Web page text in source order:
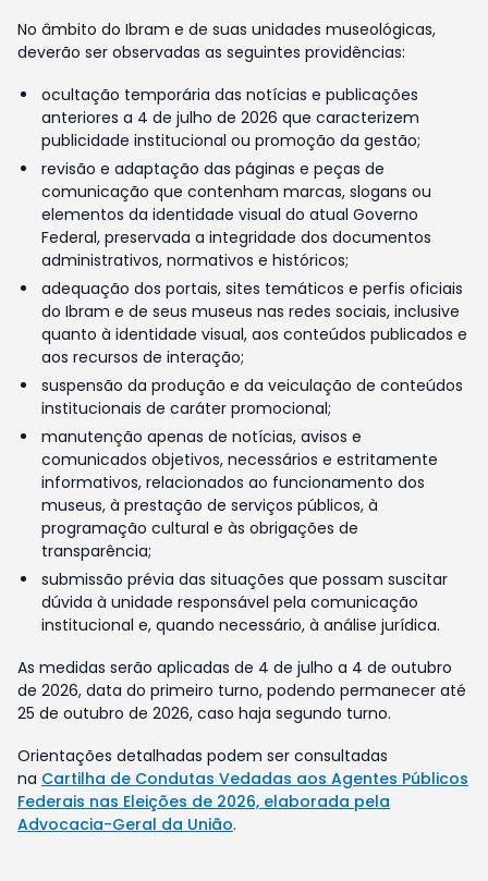
No âmbito do Ibram e de suas unidades museológicas,
deverão ser observadas as seguintes providências:
ocultação temporária das notícias e publicações
anteriores a 4 de julho de 2026 que caracterizem
publicidade institucional ou promoção da gestão;
revisão e adaptação das páginas e peças de
comunicação que contenham marcas, slogans ou
elementos da identidade visual do atual Governo
Federal, preservada a integridade dos documentos
administrativos, normativos e históricos;
adequação dos portais, sites temáticos e perfis oficiais
do Ibram e de seus museus nas redes sociais, inclusive
quanto à identidade visual, aos conteúdos publicados e
aos recursos de interação;
suspensão da produção e da veiculação de conteúdos
institucionais de caráter promocional;
manutenção apenas de notícias, avisos e
comunicados objetivos, necessários e estritamente
informativos, relacionados ao funcionamento dos
museus, à prestação de serviços públicos, à
programação cultural e às obrigações de
transparência;
submissão prévia das situações que possam suscitar
dúvida à unidade responsável pela comunicação
institucional e, quando necessário, à análise jurídica.
As medidas serão aplicadas de 4 de julho a 4 de outubro
de 2026, data do primeiro turno, podendo permanecer até
25 de outubro de 2026, caso haja segundo turno.
Orientações detalhadas podem ser consultadas
na Cartilha de Condutas Vedadas aos Agentes Públicos
Federais nas Eleições de 2026, elaborada pela
Advocacia-Geral da União.